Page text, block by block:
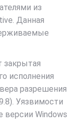
из
Данная
закрытая
исполнения
разрешения
Уязвимости
Windows